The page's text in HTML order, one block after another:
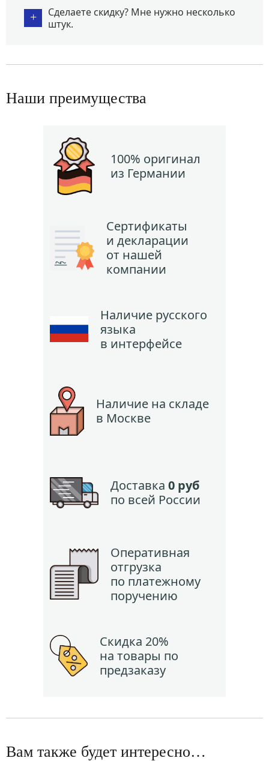
+
Сделаете скидку? Мне нужно несколько
штук.
Наши преимущества
100% оригинал
из Германии
Сертификаты
и декларации
от нашей
компании
Наличие русского
языка
в интерфейсе
Наличие на складе
в Москве
Доставка 0 руб
по всей России
Оперативная
отгрузка
по платежному
поручению
Скидка 20%
на товары по
предзаказу
Вам также будет интересно…